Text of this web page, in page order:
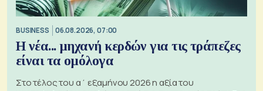
BUSINESS 06.08.2026, 07:00
Η νέα... μηχανή κερδών για τις τράπεζες
είναι τα ομόλογα
Στο τέλος του α΄ εξαμήνου 2026 η αξία του